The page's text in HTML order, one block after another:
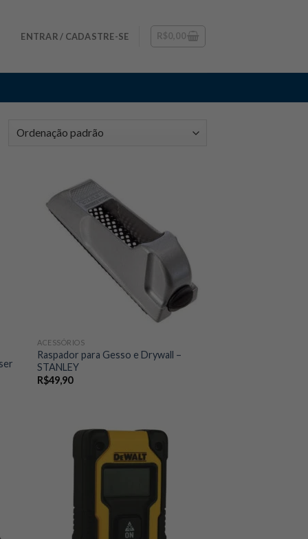
ENTRAR / CADASTRE-SE R$0,00
ACESSÓRIOS
Raspador para Gesso e Drywall –
STANLEY
R$49,90